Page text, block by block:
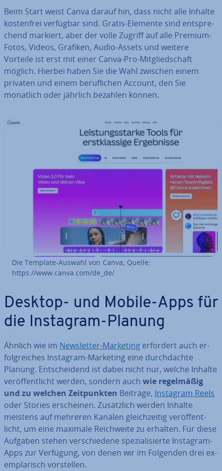
Beim Start weist Canva darauf hin, dass nicht alle Inhalte
kos­ten­frei verfügbar sind. Gratis-Elemente sind ent­spre­
chend markiert, aber der volle Zugriff auf alle Premium-
Fotos, Videos, Grafiken, Audio-Assets und weitere
Vorteile ist erst mit einer Canva-Pro-Mit­glied­schaft
möglich. Hierbei haben Sie die Wahl zwischen einem
privaten und einem be­ruf­li­chen Account, den Sie
monatlich oder jährlich bezahlen können.
Die Template-Auswahl von Canva; Quelle:
https://www.canva.com/de_de/
Desktop- und Mobile-Apps für
die Instagram-Planung
Ähnlich wie im News­let­ter-Marketing erfordert auch er­
folg­rei­ches Instagram-Marketing eine durch­dach­te
Planung. Ent­schei­dend ist dabei nicht nur, welche Inhalte
ver­öf­fent­licht werden, sondern auch wie re­gel­mä­ßig
und zu welchen Zeit­punk­ten Beiträge, Instagram Reels
oder Stories er­schei­nen. Zu­sätz­lich werden Inhalte
meistens auf mehreren Kanälen gleich­zei­tig ver­öf­fent­
licht, um eine maximale Reich­wei­te zu erhalten. Für diese
Aufgaben stehen ver­schie­de­ne spe­zia­li­sier­te Instagram-
Apps zur Verfügung, von denen wir im Folgenden drei ex­
em­pla­risch vor­stel­len.